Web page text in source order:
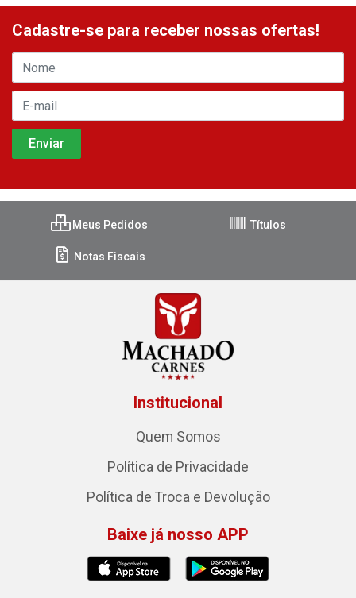
Cadastre-se para receber nossas ofertas!
Meus Pedidos Títulos
Notas Fiscais
Institucional
Quem Somos
Política de Privacidade
Política de Troca e Devolução
Baixe já nosso APP